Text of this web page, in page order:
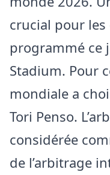
crucial pour les
programmé ce
Stadium. Pour
mondiale a
Tori Penso.
considérée
de l’arbitrage